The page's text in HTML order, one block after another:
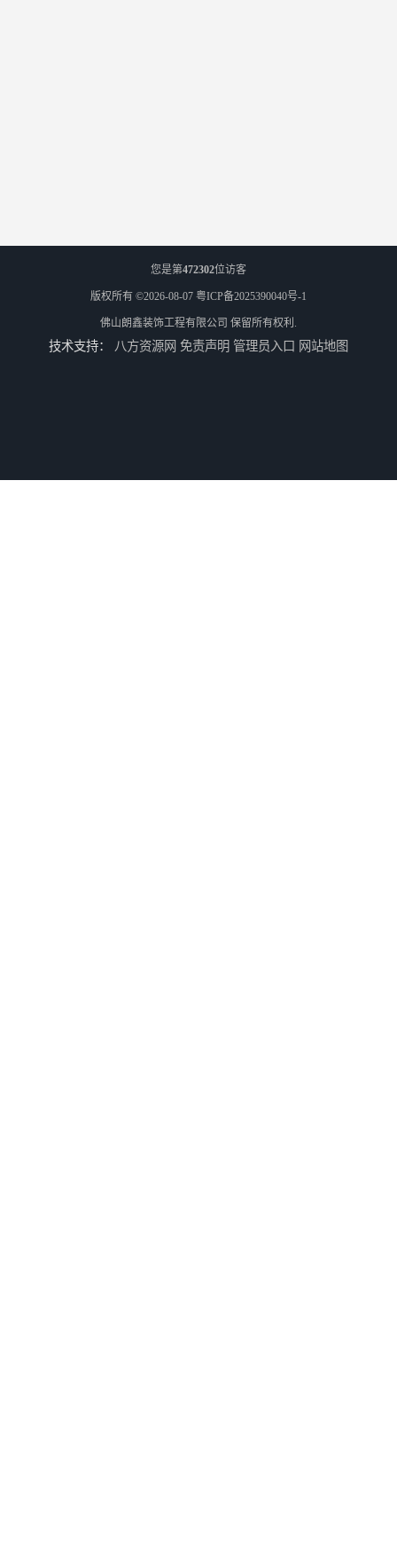
您是第472302位访客
版权所有 ©2026-08-07 粤ICP备2025390040号-1
佛山朗鑫装饰工程有限公司 保留所有权利.
技术支持： 八方资源网 免责声明 管理员入口 网站地图